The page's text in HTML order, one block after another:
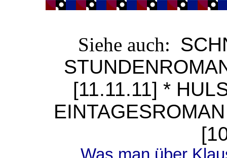
Siehe auch:
[11.11.11] *